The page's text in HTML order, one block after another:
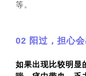
等。
02 阳过， 担心
如果出现比较明显